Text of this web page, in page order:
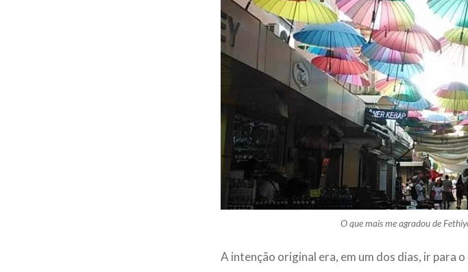
O que mais me agradou de
A intenção original era, em um dos dias, ir para